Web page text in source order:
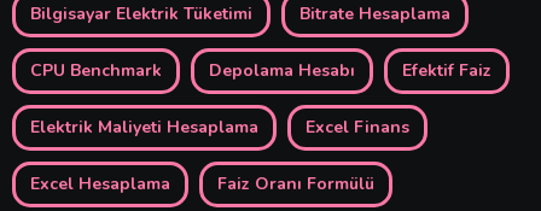
Bilgisayar Elektrik Tüketimi Bitrate Hesaplama
CPU Benchmark Depolama Hesabı Efektif Faiz
Elektrik Maliyeti Hesaplama Excel Finans
Excel Hesaplama Faiz Oranı Formülü